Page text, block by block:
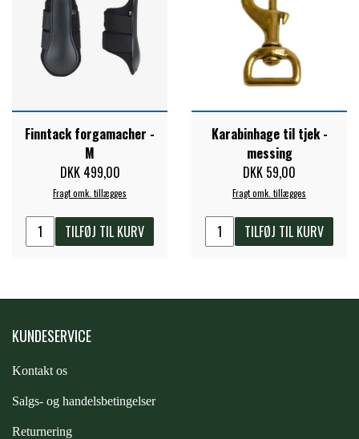
PREMIER EQUINE PADS
PREMIER EQUINE BENBESKYTTELSE
PREMIER EQUINE TRANSPORT
BESKYTTELSE
PREMIER EQUINE KØLETERAPI
KÄLLQUIST EQUESTIAN
Finntack forgamacher -
M
DKK 499,00
Fragt omk. tillægges
TILFØJ TIL KURV
Karabinhage til tjek -
messing
DKK 59,00
Fragt omk. tillægges
TILFØJ TIL KURV
KUNDESERVICE
Kontakt os
Salgs- og handelsbetingelser
Returnering